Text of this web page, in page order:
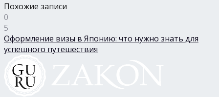
Похожие записи
0
5
Оформление визы в Японию: что нужно знать для
успешного путешествия